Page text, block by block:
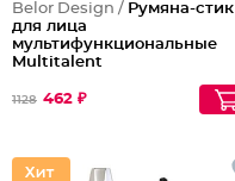
Belor Design / Румяна-стик
для лица
мультифункциональные
Multitalent
1128 462 ₽